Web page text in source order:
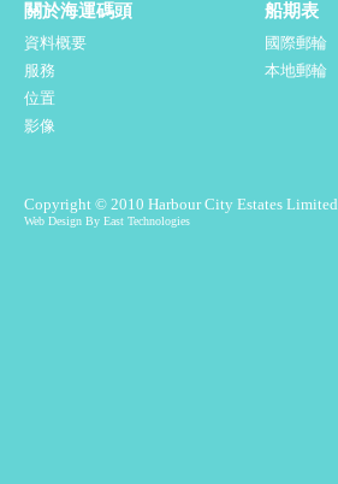
關於海運碼頭
資料概要
服務
位置
影像
船期表
國際郵輪
本地郵輪
Copyright © 2010 Harbour City Estates Limited
Web Design By East Technologies